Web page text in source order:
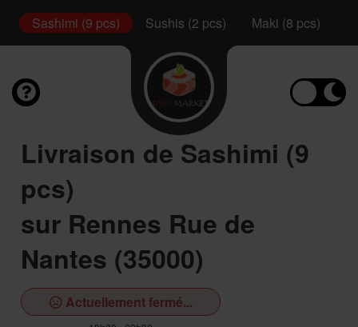
Sashimi (9 pcs) Sushis (2 pcs) Maki (8 pcs)
Livraison de Sashimi (9
pcs)
sur Rennes Rue de
Nantes (35000)
Actuellement fermé...